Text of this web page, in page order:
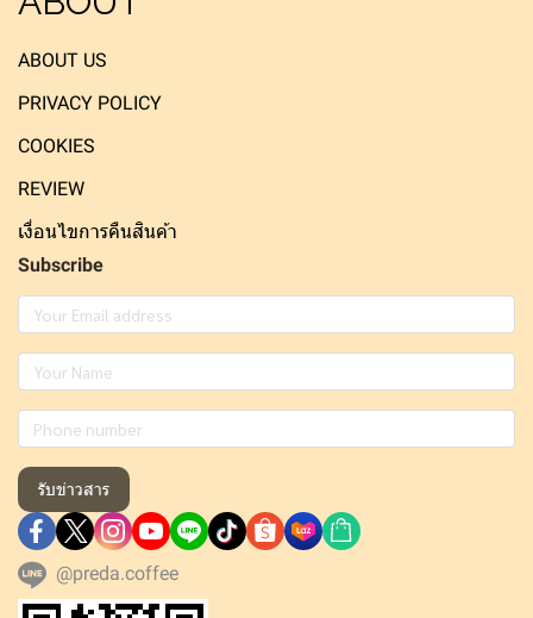
ABOUT US
PRIVACY POLICY
COOKIES
REVIEW
เงื่อนไขการคืนสินค้า
Subscribe
รับข่าวสาร
@preda.coffee